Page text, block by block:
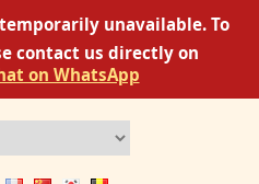
unavailable. To
contact us directly on
on WhatsApp